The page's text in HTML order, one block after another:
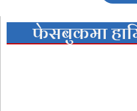
फेसबुकमा